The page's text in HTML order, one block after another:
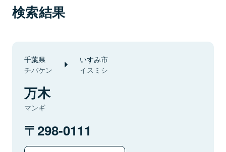
検索結果
千葉県
チバケン
いすみ市
イスミシ
万木
マンギ
298-0111